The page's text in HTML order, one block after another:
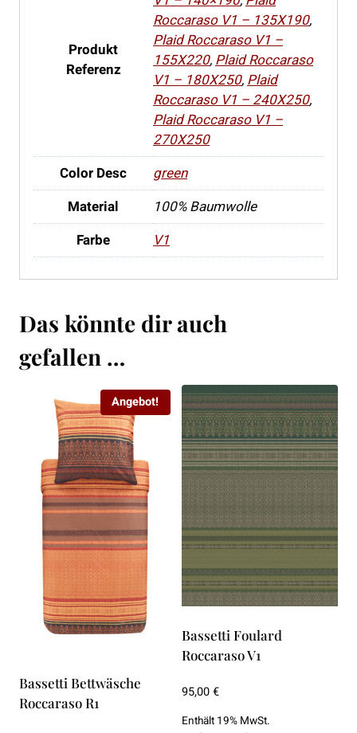
Produkt
Referenz
Roccaraso V1 – 135X190,
Plaid Roccaraso V1 –
155X220, Plaid Roccaraso
V1 – 180X250, Plaid
Roccaraso V1 – 240X250,
Plaid Roccaraso V1 –
270X250
Color Desc
green
Material
100% Baumwolle
Farbe
V1
Das könnte dir auch
gefallen …
Angebot!
Bassetti Bettwäsche
Roccaraso R1
Bassetti Foulard
Roccaraso V1
95,00€
Enthält 19% MwSt.